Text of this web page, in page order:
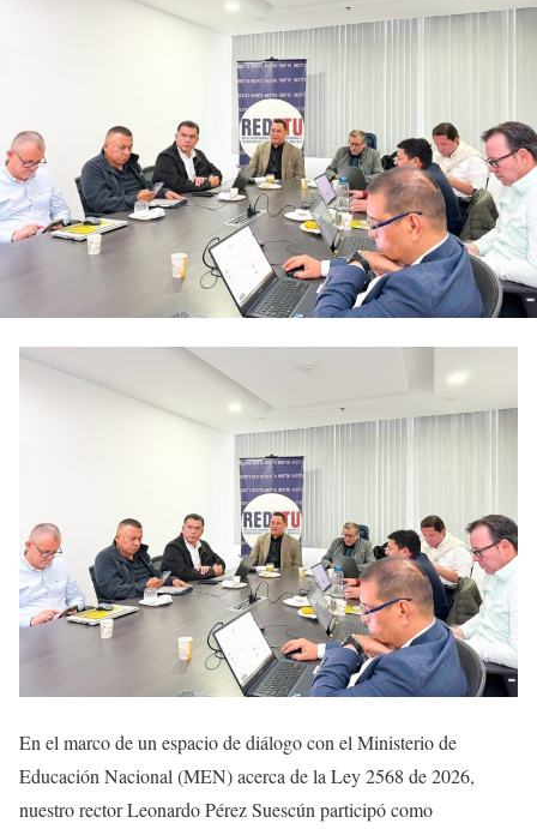
En el marco de un espacio de diálogo con el Ministerio de
Educación Nacional (MEN) acerca de la Ley 2568 de 2026,
nuestro rector Leonardo Pérez Suescún participó como